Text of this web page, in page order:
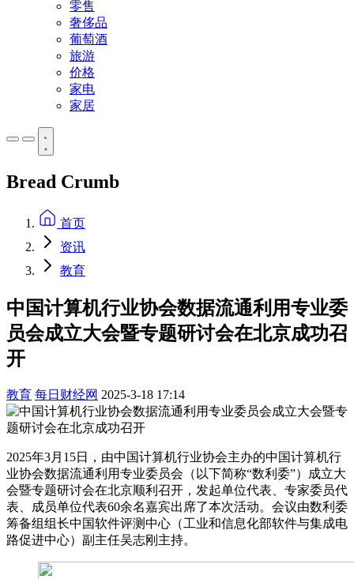
零售
奢侈品
葡萄酒
旅游
价格
家电
家居
Bread Crumb
首页
资讯
教育
中国计算机行业协会数据流通利用专业委
员会成立大会暨专题研讨会在北京成功召
开
教育 每日财经网 2025-3-18 17:14
2025年3月15日，由中国计算机行业协会主办的中国计算机行
业协会数据流通利用专业委员会（以下简称“数利委”）成立大
会暨专题研讨会在北京顺利召开，发起单位代表、专家委员代
表、成员单位代表60余名嘉宾出席了本次活动。会议由数利委
筹备组组长中国软件评测中心（工业和信息化部软件与集成电
路促进中心）副主任吴志刚主持。